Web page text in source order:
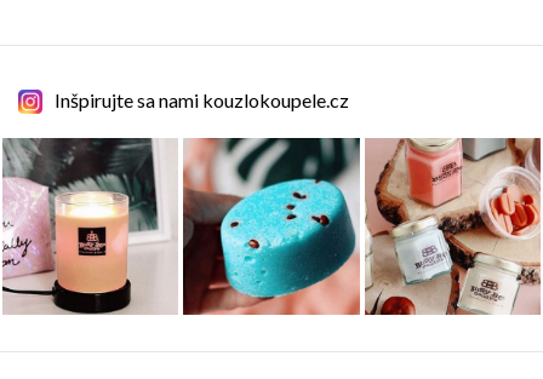
Inšpirujte sa nami kouzlokoupele.cz